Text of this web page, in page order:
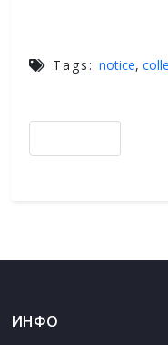
Tags: notice,
ИНФО